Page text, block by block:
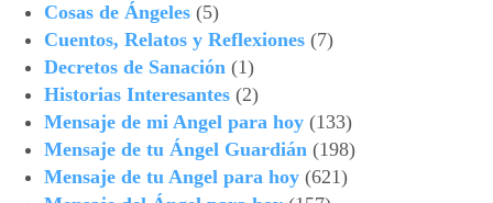
Cosas de Ángeles (5)
Cuentos, Relatos y Reflexiones (7)
Decretos de Sanación (1)
Historias Interesantes (2)
Mensaje de mi Angel para hoy (133)
Mensaje de tu Ángel Guardián (198)
Mensaje de tu Angel para hoy (621)